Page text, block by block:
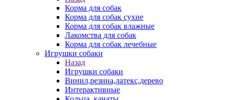
Корма для собак
Корма для собак сухие
Корма для собак влажные
Лакомства для собак
Корма для собак лечебные
Игрушки собаки
Назад
Игрушки собаки
Винил,резина,латекс,дерево
Интерактивные